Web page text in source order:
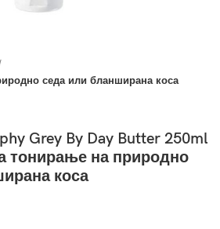
седа или бланширана коса
Grey By Day Butter 250ml
тонирање на природно
коса